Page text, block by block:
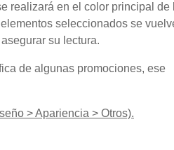
realizará en el color principal de
seleccionados se
su lectura.
de algunas promociones, ese
> Apariencia > Otros).